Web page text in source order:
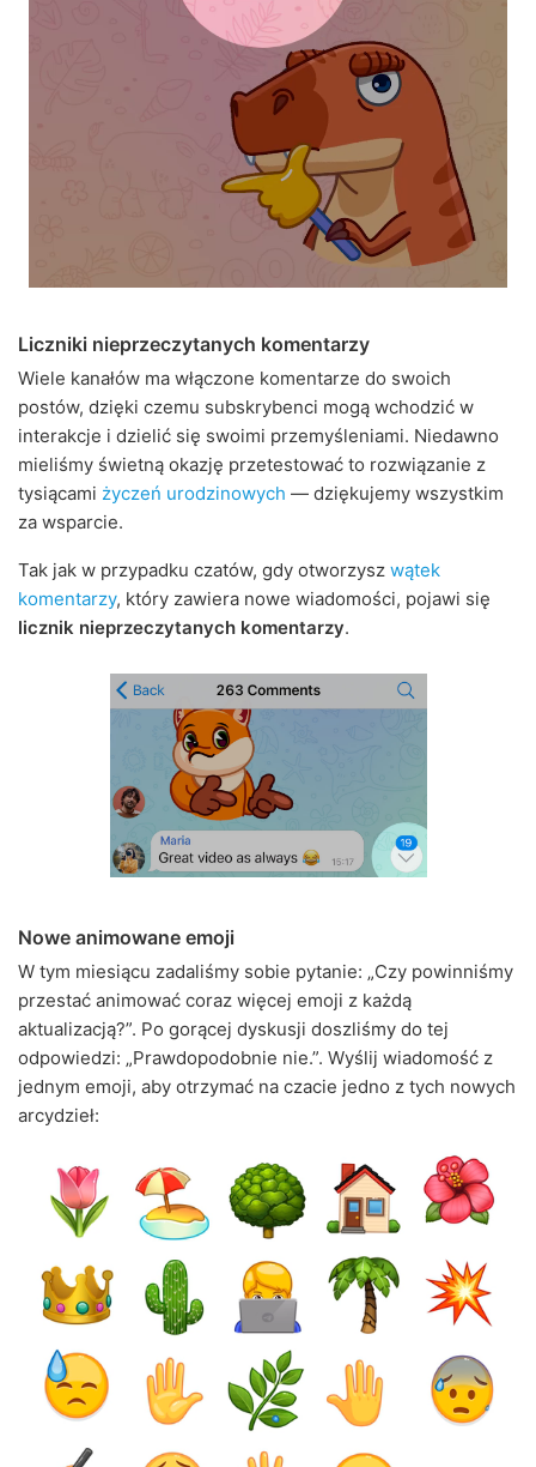
Liczniki nieprzeczytanych komentarzy
Wiele kanałów ma włączone komentarze do swoich
postów, dzięki czemu subskrybenci mogą wchodzić w
interakcje i dzielić się swoimi przemyśleniami. Niedawno
mieliśmy świetną okazję przetestować to rozwiązanie z
tysiącami życzeń urodzinowych — dziękujemy wszystkim
za wsparcie.
Tak jak w przypadku czatów, gdy otworzysz wątek
komentarzy, który zawiera nowe wiadomości, pojawi się
licznik nieprzeczytanych komentarzy.
Nowe animowane emoji
W tym miesiącu zadaliśmy sobie pytanie: „Czy powinniśmy
przestać animować coraz więcej emoji z każdą
aktualizacją?”. Po gorącej dyskusji doszliśmy do tej
odpowiedzi: „Prawdopodobnie nie.”. Wyślij wiadomość z
jednym emoji, aby otrzymać na czacie jedno z tych nowych
arcydzieł: